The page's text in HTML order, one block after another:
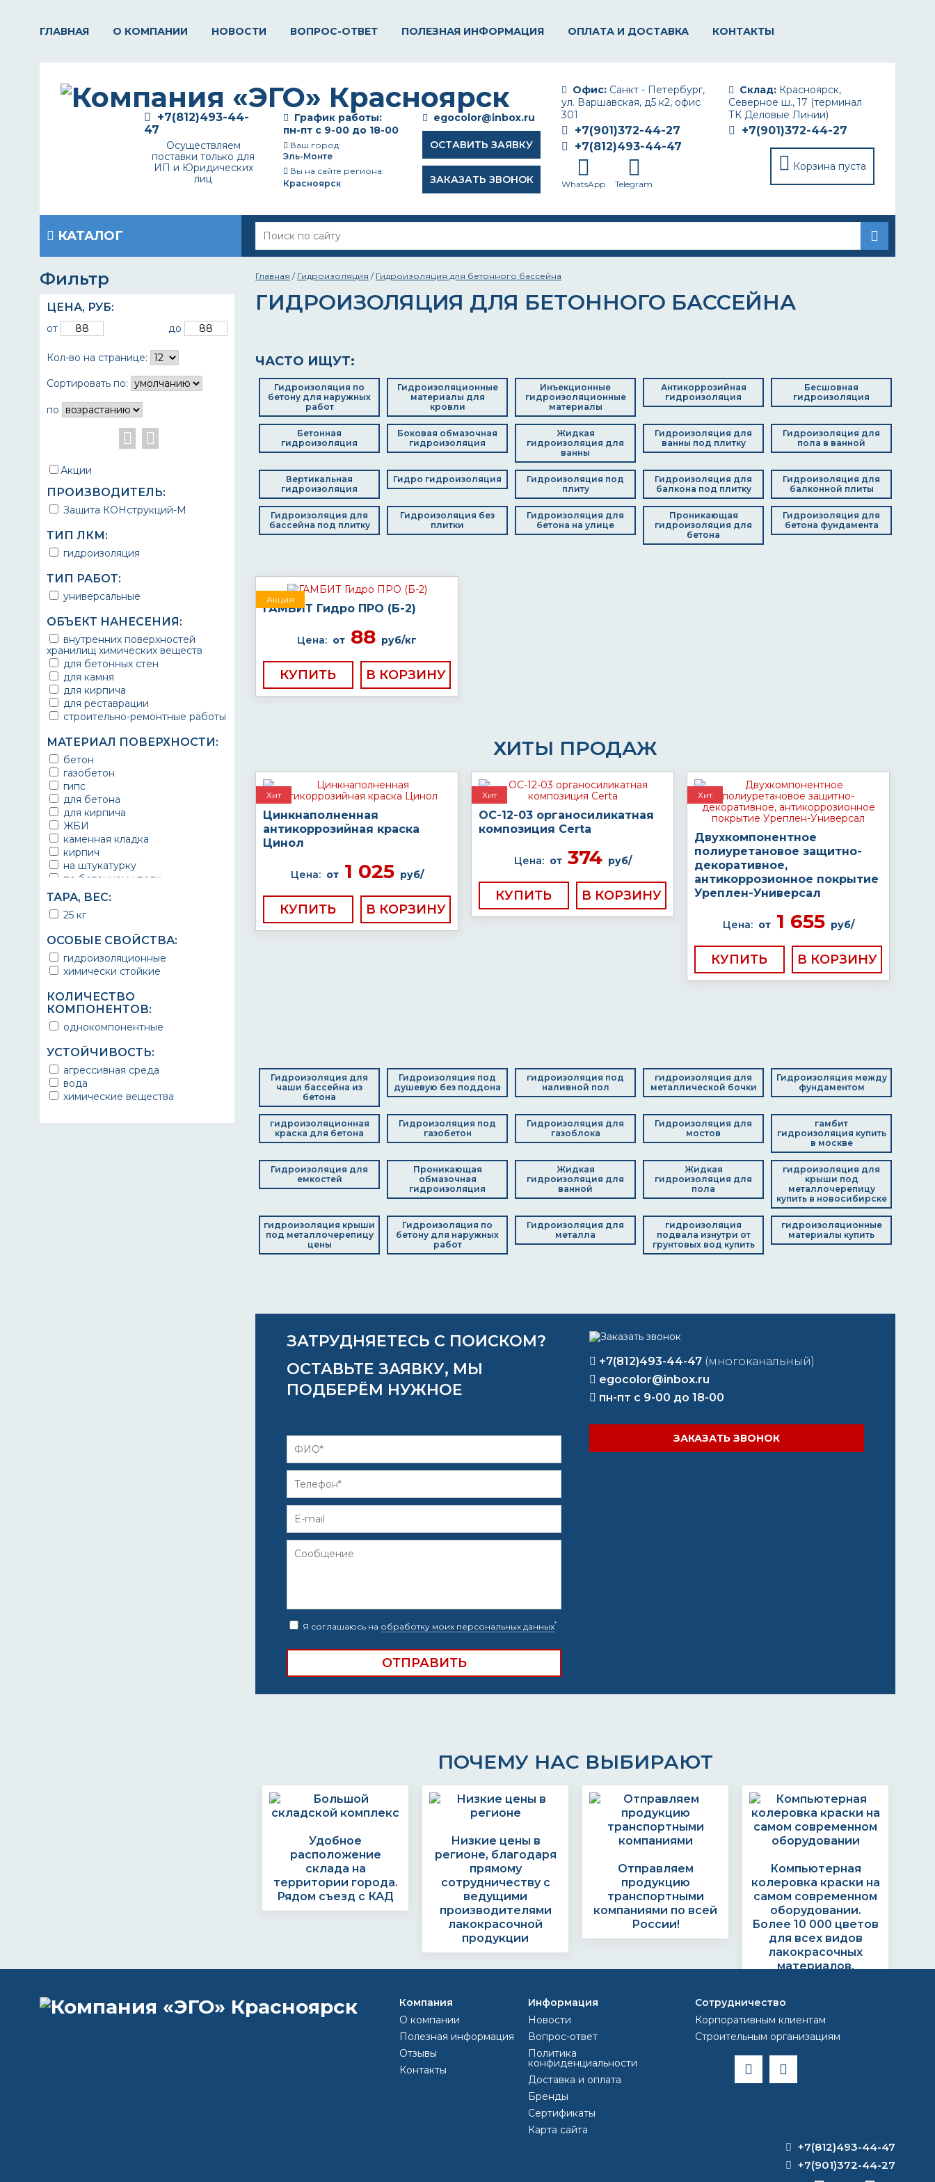
ГЛАВНАЯ О КОМПАНИИ НОВОСТИ ВОПРОС-ОТВЕТ ПОЛЕЗНАЯ ИНФОРМАЦИЯ ОПЛАТА И ДОСТАВКА КОНТАКТЫ
Склад: Красноярск,
Северное ш., 17 (терминал
ТК Деловые Линии)
+7(901)372-44-27
Корзина пуста
Офис: Санкт - Петербург,
ул. Варшавская, д5 к2, офис
301
+7(901)372-44-27
+7(812)493-44-47
WhatsApp Telegram
egocolor@inbox.ru
ОСТАВИТЬ ЗАЯВКУ
ЗАКАЗАТЬ ЗВОНОК
График работы:
пн-пт с 9-00 до 18-00
Ваш город:
Эль-Монте
Вы на сайте региона:
Красноярск
+7(812)493-44-
47
Осуществляем
поставки только для
ИП и Юридических
лиц
КАТАЛОГ
Фильтр
ЦЕНА, РУБ:
от до
Кол-во на странице:
Сортировать по:
по
Акции
ПРОИЗВОДИТЕЛЬ:
Защита КОНструкций-М
ТИП ЛКМ:
гидроизоляция
ТИП РАБОТ:
универсальные
ОБЪЕКТ НАНЕСЕНИЯ:
внутренних поверхностей
хранилищ химических веществ
для бетонных стен
для камня
для кирпича
для реставрации
строительно-ремонтные работы
МАТЕРИАЛ ПОВЕРХНОСТИ:
бетон
газобетон
гипс
для бетона
для кирпича
ЖБИ
каменная кладка
кирпич
на штукатурку
по бетонному полу
штукатурка
ТАРА, ВЕС:
25 кг
ОСОБЫЕ СВОЙСТВА:
гидроизоляционные
химически стойкие
КОЛИЧЕСТВО
КОМПОНЕНТОВ:
однокомпонентные
УСТОЙЧИВОСТЬ:
агрессивная среда
вода
химические вещества
Главная / Гидроизоляция / Гидроизоляция для бетонного бассейна
ГИДРОИЗОЛЯЦИЯ ДЛЯ БЕТОННОГО БАССЕЙНА
ЧАСТО ИЩУТ:
Гидроизоляция по
бетону для наружных
работ
Гидроизоляционные
материалы для
кровли
Инъекционные
гидроизоляционные
материалы
Антикоррозийная
гидроизоляция
Бесшовная
гидроизоляция
Бетонная
гидроизоляция
Боковая обмазочная
гидроизоляция
Жидкая
гидроизоляция для
ванны
Гидроизоляция для
ванны под плитку
Гидроизоляция для
пола в ванной
Вертикальная
гидроизоляция
Гидро гидроизоляция
Гидроизоляция под
плиту
Гидроизоляция для
балкона под плитку
Гидроизоляция для
балконной плиты
Гидроизоляция для
бассейна под плитку
Гидроизоляция без
плитки
Гидроизоляция для
бетона на улице
Проникающая
гидроизоляция для
бетона
Гидроизоляция для
бетона фундамента
Акция
ГАМБИТ Гидро ПРО (Б-2)
Цена: от 88 руб/кг
КУПИТЬ
ХИТЫ ПРОДАЖ
Хит
Цинкнаполненная
антикоррозийная краска
Цинол
Цена: от1 025 руб/
КУПИТЬ
Хит
ОС-12-03 органосиликатная
композиция Certa
Цена: от374 руб/
КУПИТЬ
Хит
Двухкомпонентное
полиуретановое защитно-
декоративное,
антикоррозионное покрытие
Уреплен-Универсал
Цена: от1 655 руб/
КУПИТЬ
Гидроизоляция для
чаши бассейна из
бетона
Гидроизоляция под
душевую без поддона
гидроизоляция под
наливной пол
гидроизоляция для
металлической бочки
Гидроизоляция между
фундаментом
гидроизоляционная
краска для бетона
Гидроизоляция под
газобетон
Гидроизоляция для
газоблока
Гидроизоляция для
мостов
гамбит
гидроизоляция купить
в москве
Гидроизоляция для
емкостей
Проникающая
обмазочная
гидроизоляция
Жидкая
гидроизоляция для
ванной
Жидкая
гидроизоляция для
пола
гидроизоляция для
крыши под
металлочерепицу
купить в новосибирске
гидроизоляция крыши
под металлочерепицу
цены
Гидроизоляция по
бетону для наружных
работ
Гидроизоляция для
металла
гидроизоляция
подвала изнутри от
грунтовых вод купить
гидроизоляционные
материалы купить
ЗАТРУДНЯЕТЕСЬ С ПОИСКОМ?
ОСТАВЬТЕ ЗАЯВКУ, МЫ
ПОДБЕРЁМ НУЖНОЕ
Я соглашаюсь на обработку моих персональных данных*
+7(812)493-44-47 (многоканальный)
egocolor@inbox.ru
пн-пт с 9-00 до 18-00
ЗАКАЗАТЬ ЗВОНОК
ПОЧЕМУ НАС ВЫБИРАЮТ
Удобное
расположение
склада на
территории города.
Рядом съезд с КАД
Низкие цены в
регионе, благодаря
прямому
сотрудничеству с
ведущими
производителями
лакокрасочной
продукции
Отправляем
продукцию
транспортными
компаниями по всей
России!
Компьютерная
колеровка краски на
самом современном
оборудовании.
Более 10 000 цветов
для всех видов
лакокрасочных
материалов.
КАК ОФОРМИТЬ ЗАКАЗ?
Наши менеджеры
свяжутся с Вами и
компанией
Компания
О компании
Полезная информация
Отзывы
Контакты
Информация
Новости
Вопрос-ответ
Политика
конфиденциальности
Доставка и оплата
Бренды
Сертификаты
Карта сайта
Сотрудничество
Корпоративным клиентам
Строительным организациям
+7(812)493-44-47
+7(901)372-44-27